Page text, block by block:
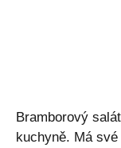
Bramborový
kuchyně. Má